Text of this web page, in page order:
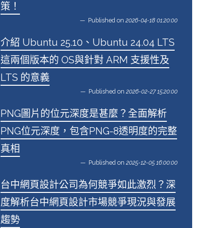
策！
Published on 2026-04-18 01:20:00
介紹 Ubuntu 25.10、Ubuntu 24.04 LTS
這兩個版本的 OS與針對 ARM 支援性及
LTS 的意義
Published on 2026-02-27 15:20:00
PNG圖片的位元深度是甚麼？全面解析
PNG位元深度，包含PNG-8透明度的完整
真相
Published on 2025-12-05 16:00:00
台中網頁設計公司為何競爭如此激烈？深
度解析台中網頁設計市場競爭現況與發展
趨勢